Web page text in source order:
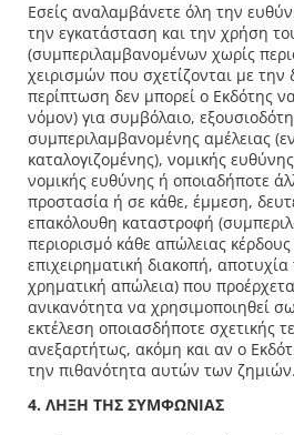
Εσείς αναλαμβάνετε όλη την
την εγκατάσταση και την χρήση
(συμπεριλαμβανομένων χωρίς
χειρισμών που σχετίζονται με την
περίπτωση δεν μπορεί ο Εκδότης
νόμον) για συμβόλαιο,
συμπεριλαμβανομένης αμέλειας
καταλογιζομένης), νομικής
νομικής ευθύνης ή οποιαδήποτε
προστασία ή σε κάθε, έμμεση,
επακόλουθη καταστροφή
περιορισμό κάθε απώλειας
επιχειρηματική διακοπή,
χρηματική απώλεια) που
ανικανότητα να χρησιμοποιηθεί
εκτέλεση οποιασδήποτε σχετικής
ανεξαρτήτως, ακόμη και αν ο
την πιθανότητα αυτών των ζημιών.
4. ΛΗΞΗ ΤΗΣ ΣΥΜΦΩΝΙΑΣ